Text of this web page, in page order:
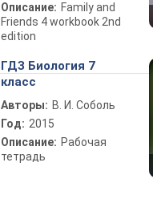
Описание: Family and
Friends 4 workbook 2nd
edition
ГДЗ Биология 7
класс
Авторы: В. И. Соболь
Год: 2015
Описание: Рабочая
тетрадь